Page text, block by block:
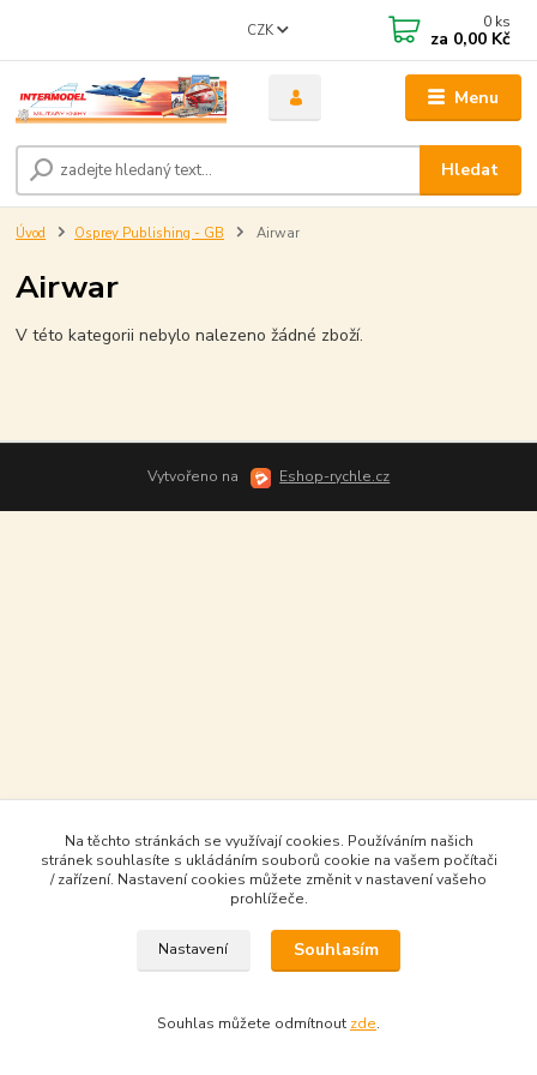
Menu
CZK
Hledat
0 ks
za 0,00 Kč
Úvod Osprey Publishing - GB Airwar
Airwar
V této kategorii nebylo nalezeno žádné zboží.
Vytvořeno na Eshop-rychle.cz
Na těchto stránkách se využívají cookies. Používáním našich
stránek souhlasíte s ukládáním souborů cookie na vašem počítači
/ zařízení. Nastavení cookies můžete změnit v nastavení vašeho
prohlížeče.
Nastavení Souhlasím
Souhlas můžete odmítnout zde.